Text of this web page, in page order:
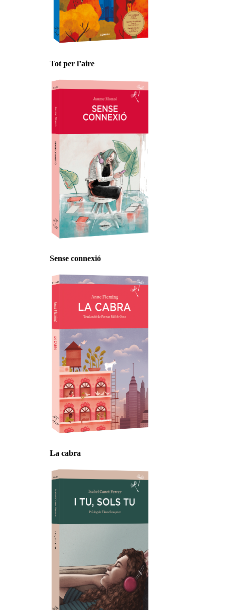
Tot per l’aire
Sense connexió
La cabra